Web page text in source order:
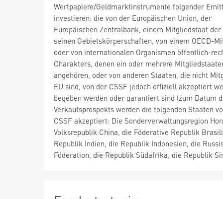
Wertpapiere/Geldmarktinstrumente folgender
investieren: die von der Europäischen Union, der
Europäischen Zentralbank, einem Mitgliedstaat der
seinen Gebietskörperschaften, von einem OECD-
oder von internationalen Organismen öffentlich-
Charakters, denen ein oder mehrere
angehören, oder von anderen Staaten, die nicht
EU sind, von der CSSF jedoch offiziell akzeptiert
begeben werden oder garantiert sind (zum Datum
Verkaufsprospekts werden die folgenden Staaten
CSSF akzeptiert: Die Sonderverwaltungsregion
Volksrepublik China, die Föderative Republik
Republik Indien, die Republik Indonesien, die
Föderation, die Republik Südafrika, die Republik